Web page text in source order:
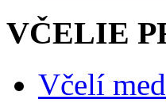
VČELIE
Včelí med